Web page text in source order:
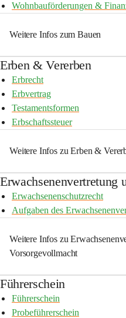
Wohnbauförderungen &
Weitere Infos zum Bauen
Erben & Vererben
Erbrecht
Erbvertrag
Testamentsformen
Erbschaftssteuer
Weitere Infos zu Erben &
Erwachsenenvertretung
Erwachsenenschutzrecht
Aufgaben des
Weitere Infos zu
Vorsorgevollmacht
Führerschein
Führerschein
Probeführerschein